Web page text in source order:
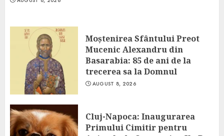
Moștenirea Sfântului Preot
Mucenic Alexandru din
Basarabia: 85 de ani de la
trecerea sa la Domnul
AUGUST 8, 2026
Cluj-Napoca: Inaugurarea
Primului Cimitir pentru